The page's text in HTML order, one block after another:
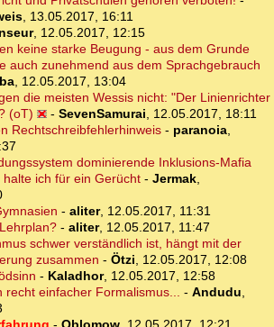
, 13.05.2017, 16:11
, 12.05.2017, 12:15
keine starke Beugung - aus dem Grunde
auch zunehmend aus dem Sprachgebrauch
, 12.05.2017, 13:04
die meisten Wessis nicht: "Der Linienrichter
(oT)
- SevenSamurai, 12.05.2017, 18:11
Rechtschreibfehlerhinweis- paranoia,
dominierende Inklusions-Mafia
halte ich für ein Gerücht - Jermak,
- aliter, 12.05.2017, 11:31
- aliter, 12.05.2017, 11:47
schwer verständlich ist, hängt mit der
zusammen - Ötzi, 12.05.2017, 12:08
- Kaladhor, 12.05.2017, 12:58
recht einfacher Formalismus... - Andudu,